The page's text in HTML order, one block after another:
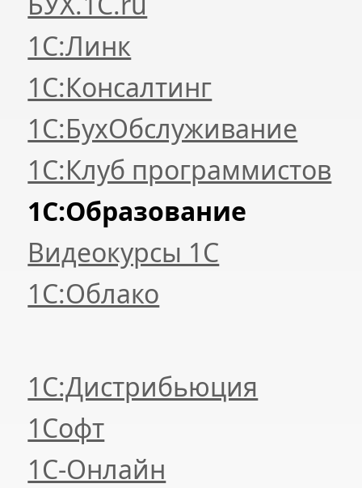
1С:Линк
1С:Консалтинг
1С:БухОбслуживание
1С:Клуб программистов
1С:Образование
Видеокурсы 1С
1С:Облако
1С:Дистрибьюция
1Софт
1С-Онлайн